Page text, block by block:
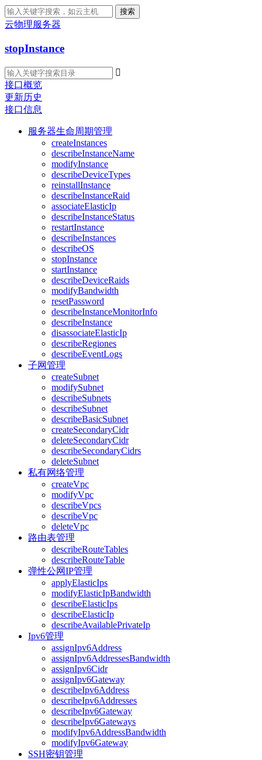
搜索
云物理服务器
stopInstance

接口概览
更新历史
接口信息
服务器生命周期管理
createInstances
describeInstanceName
modifyInstance
describeDeviceTypes
reinstallInstance
describeInstanceRaid
associateElasticIp
describeInstanceStatus
restartInstance
describeInstances
describeOS
stopInstance
startInstance
describeDeviceRaids
modifyBandwidth
resetPassword
describeInstanceMonitorInfo
describeInstance
disassociateElasticIp
describeRegiones
describeEventLogs
子网管理
createSubnet
modifySubnet
describeSubnets
describeSubnet
describeBasicSubnet
createSecondaryCidr
deleteSecondaryCidr
describeSecondaryCidrs
deleteSubnet
私有网络管理
createVpc
modifyVpc
describeVpcs
describeVpc
deleteVpc
路由表管理
describeRouteTables
describeRouteTable
弹性公网IP管理
applyElasticIps
modifyElasticIpBandwidth
describeElasticIps
describeElasticIp
describeAvailablePrivateIp
Ipv6管理
assignIpv6Address
assignIpv6AddressesBandwidth
assignIpv6Cidr
assignIpv6Gateway
describeIpv6Address
describeIpv6Addresses
describeIpv6Gateway
describeIpv6Gateways
modifyIpv6AddressBandwidth
modifyIpv6Gateway
SSH密钥管理